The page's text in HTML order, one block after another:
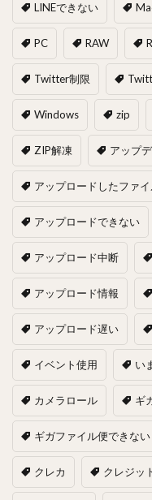
LINEできない
PC RAW
Twitter制限
Windows zip
ZIP解凍 アップ
アップロードしたファ
アップロードできない
アップロード中断
アップロード情報
アップロード遅い
イベント使用 い
カメラロール ギ
ギガファイル便できない
クレカ クレジッ